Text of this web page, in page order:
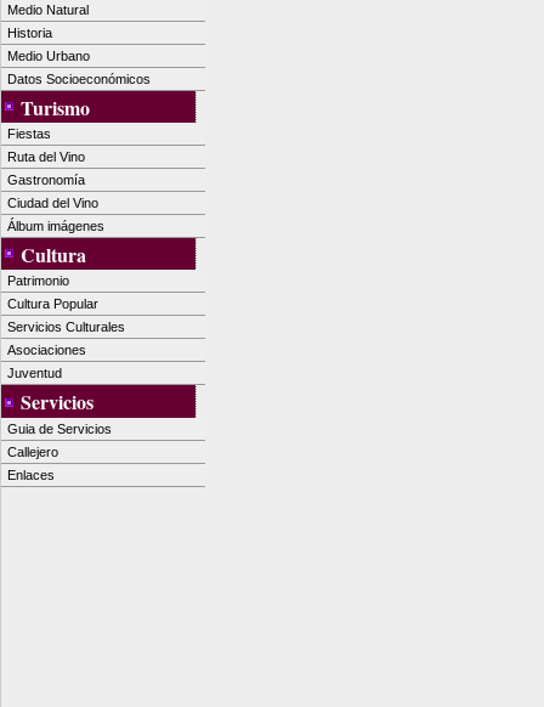
Medio Natural
Historia
Medio Urbano
Datos Socioeconómicos
Turismo
Fiestas
Ruta del Vino
Gastronomía
Ciudad del Vino
Álbum imágenes
Cultura
Patrimonio
Cultura Popular
Servicios Culturales
Asociaciones
Juventud
Servicios
Guia de Servicios
Callejero
Enlaces